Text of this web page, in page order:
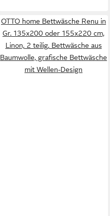
OTTO home Bettwäsche Renu in
Gr. 135x200 oder 155x220 cm,
Linon, 2 teilig, Bettwäsche aus
Baumwolle, grafische Bettwäsche
mit Wellen-Design